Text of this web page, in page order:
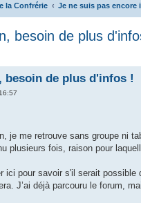
la Confrérie Je ne suis pas encore
besoin de plus
besoin de plus d'infos !
je me retrouve sans groupe ni
plusieurs fois, raison pour
ici pour savoir s'il serait
J’ai déjà parcouru le forum,